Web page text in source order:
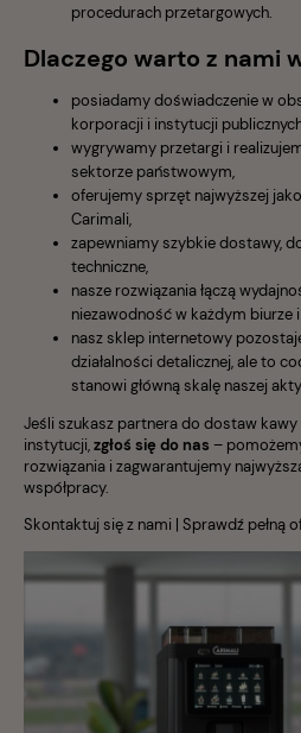
procedurach przetargowych.
Dlaczego warto z nami
posiadamy doświadczenie w
korporacji i instytucji
wygrywamy przetargi i
sektorze państwowym,
oferujemy sprzęt najwyższej
Carimali,
zapewniamy szybkie dostawy,
techniczne,
nasze rozwiązania łączą
niezawodność w każdym biurze
nasz sklep internetowy
działalności detalicznej, ale to
stanowi główną skalę naszej
Jeśli szukasz partnera do dostaw
instytucji,zgłoś się do nas –
rozwiązania i zagwarantujemy
współpracy.
Skontaktuj się z nami | Sprawdź pełną